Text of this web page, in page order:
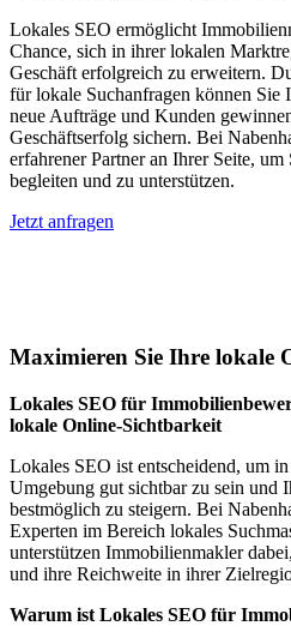
Lokales SEO ermöglicht
Chance, sich in ihrer lokalen
Geschäft erfolgreich zu erweitern.
für lokale Suchanfragen können Sie
neue Aufträge und Kunden
Geschäftserfolg sichern. Bei
erfahrener Partner an Ihrer Seite,
begleiten und zu unterstützen.
Jetzt anfragen
Maximieren Sie Ihre lokale
Lokales SEO für
lokale Online-Sichtbarkeit
Lokales SEO ist entscheidend, um
Umgebung gut sichtbar zu sein und
bestmöglich zu steigern. Bei
Experten im Bereich lokales
unterstützen Immobilienmakler
und ihre Reichweite in ihrer
Warum ist Lokales SEO für